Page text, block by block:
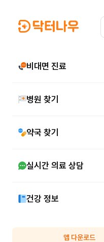
비대면 진료
병원 찾기
약국 찾기
실시간 의료 상담
건강 정보
앱 다운로드